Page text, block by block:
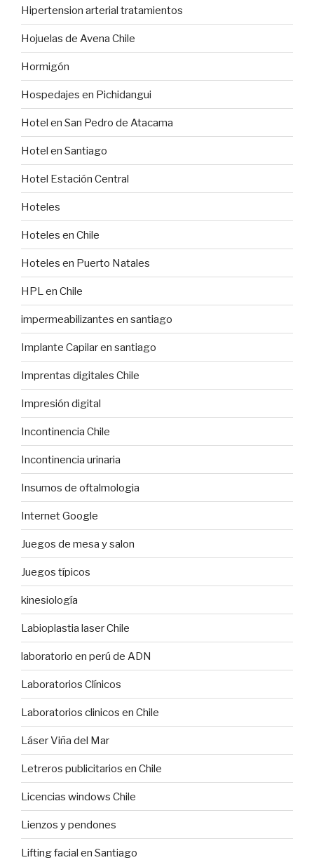
Hipertension arterial tratamientos
Hojuelas de Avena Chile
Hormigón
Hospedajes en Pichidangui
Hotel en San Pedro de Atacama
Hotel en Santiago
Hotel Estación Central
Hoteles
Hoteles en Chile
Hoteles en Puerto Natales
HPL en Chile
impermeabilizantes en santiago
Implante Capilar en santiago
Imprentas digitales Chile
Impresión digital
Incontinencia Chile
Incontinencia urinaria
Insumos de oftalmologia
Internet Google
Juegos de mesa y salon
Juegos típicos
kinesiología
Labioplastia laser Chile
laboratorio en perú de ADN
Laboratorios Clínicos
Laboratorios clinicos en Chile
Láser Viña del Mar
Letreros publicitarios en Chile
Licencias windows Chile
Lienzos y pendones
Lifting facial en Santiago